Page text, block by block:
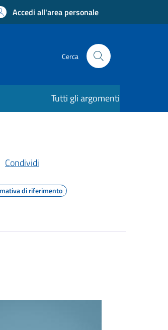
Accedi all'area personale
Cerca
Tutti gli argomenti
Condividi
di riferimento